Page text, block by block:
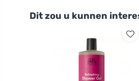
Dit zou u kunnen